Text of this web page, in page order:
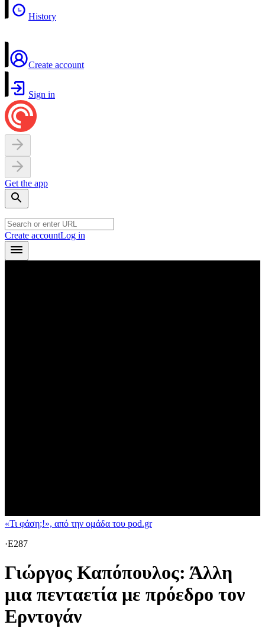
History
Create account
Sign in
Get the app
Create accountLog in
«Τι φάση;!», από την ομάδα του pod.gr
·E287
Γιώργος Καπόπουλος: Άλλη
μια πενταετία με πρόεδρο τον
Ερντογάν